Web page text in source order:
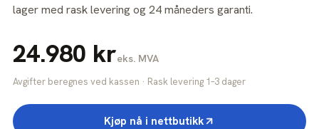
lager med rask levering og 24 måneders garanti.
24.980 kreks. MVA
Avgifter beregnes ved kassen · Rask levering 1–3 dager
Kjøp nå i nettbutikk